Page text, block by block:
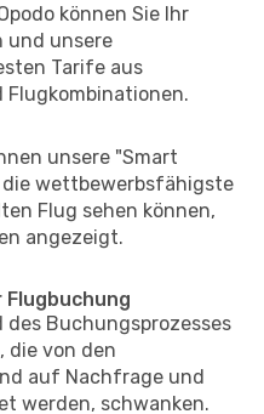
können Sie Ihr
und unsere
Tarife aus
Flugkombinationen.
unsere "Smart
die wettbewerbsfähigste
Flug sehen können,
angezeigt.
des Buchungsprozesses
die von den
auf Nachfrage und
werden, schwanken.